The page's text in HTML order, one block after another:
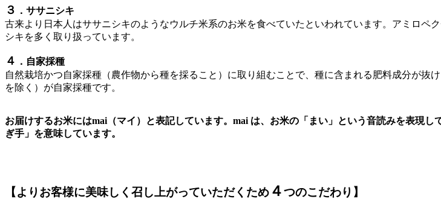
３ ．ササニシキ
古来より日本人はササニシキのようなウルチ米系のお米を食べていたといわれています。アミロペ
シキ を多く取り扱っています。
４ ．自家採種
自然栽培かつ自家採種（農作物から種を採ること）に取り組むことで、種に含まれる肥料成分が抜
を除く）が自家採種です。
お届けするお米にはmai（マイ）と表記しています。mai は、お米の「まい」という音読みを表現
ぎ手」を意味しています。
【よりお客様に美味しく召し上がっていただくため ４つのこだわり】